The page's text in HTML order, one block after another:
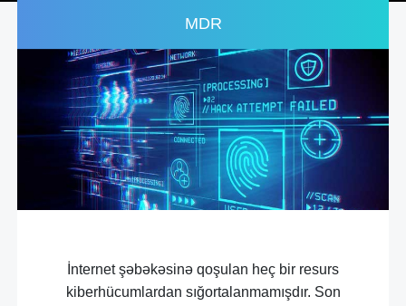
MDR
İnternet şəbəkəsinə qoşulan heç bir resurs
kiberhücumlardan sığortalanmamışdır. Son